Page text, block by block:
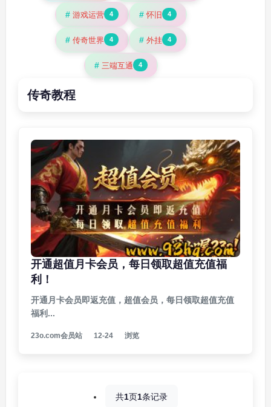
传奇教程
开通超值月卡会员，每日领取超值充值福
利！
开通月卡会员即返充值，超值会员，每日领取超值充值
福利...
23o.com会员站 12-24 浏览
共1页1条记录
# 游戏运营 4 # 怀旧 4
# 传奇世界 4 # 外挂 4
# 三端互通 4